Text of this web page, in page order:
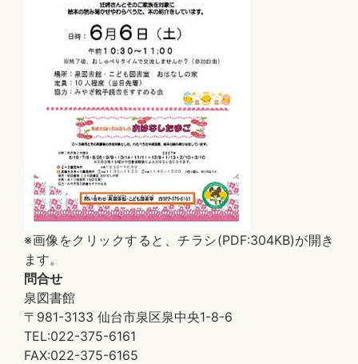
※画像をクリックすると、チラシ(PDF:304KB)が開き
ます。
問合せ
泉図書館
〒981-3133 仙台市泉区泉中央1-8-6
TEL:022-375-6161
FAX:022-375-6165